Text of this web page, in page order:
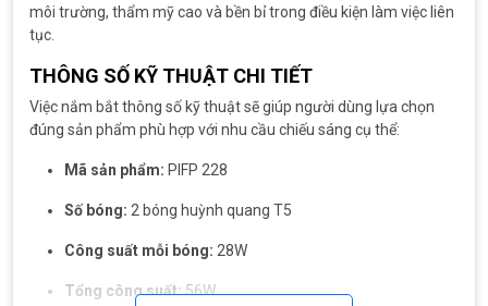
môi trường, thẩm mỹ cao và bền bỉ trong điều kiện làm việc liên
tục.
THÔNG SỐ KỸ THUẬT CHI TIẾT
Việc nắm bắt thông số kỹ thuật sẽ giúp người dùng lựa chọn
đúng sản phẩm phù hợp với nhu cầu chiếu sáng cụ thể:
Mã sản phẩm: PIFP 228
Số bóng: 2 bóng huỳnh quang T5
Công suất mỗi bóng: 28W
Tổng công suất:56W